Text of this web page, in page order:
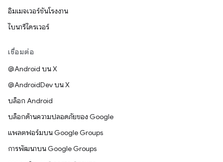
อิมเมจเวอร์ชันโรงงาน
ไบนารีไดรเวอร์
เชื่อมต่อ
@Android บน X
@AndroidDev บน X
บล็อก Android
บล็อกด้านความปลอดภัยของ Google
แพลตฟอร์มบน Google Groups
การพัฒนาบน Google Groups